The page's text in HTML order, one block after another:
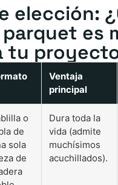
elección:
es
tu
Ventaja
principal
o
de
sola
de
Dura toda la
vida (admite
muchísimos
acuchillados).